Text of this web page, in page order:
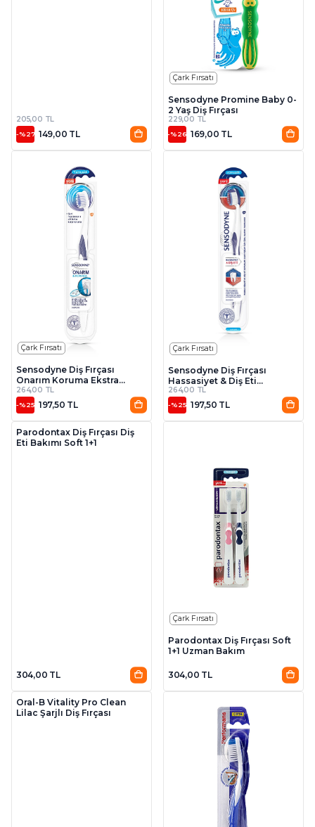
205,00 TL
-%27 149,00 TL
Çark Fırsatı
Sensodyne Promine Baby 0-
2 Yaş Diş Fırçası
229,00 TL
-%26 169,00 TL
Çark Fırsatı
Sensodyne Diş Fırçası
Onarım Koruma Ekstra
Yumuşak
264,00 TL
-%25 197,50 TL
Çark Fırsatı
Sensodyne Diş Fırçası
Hassasiyet & Diş Eti
Beyazlatıcı
264,00 TL
-%25 197,50 TL
Çark Fırsatı
Parodontax Diş Fırçası Diş
Eti Bakımı Soft 1+1
304,00 TL
Çark Fırsatı
Parodontax Diş Fırçası Soft
1+1 Uzman Bakım
304,00 TL
Oral-B Vitality Pro Clean
Lilac Şarjlı Diş Fırçası